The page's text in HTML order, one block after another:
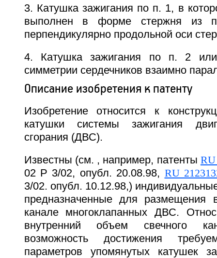
3. Катушка зажигания по п. 1, в
выполнен в форме стержня из
перпендикулярно продольной оси
4. Катушка зажигания по п. 2
симметрии сердечников взаимно
Описание изобретения к патенту
Изобретение относится к
катушки системы зажигания
сгорания (ДВС).
Известны (см. , например, патенты RU
02 Р 3/02, опубл. 20.08.98, RU
3/02. опубл. 10.12.98,)
предназначенные для размещения
канале многоклапанных ДВС.
внутренний объем свечного
возможность достижения
параметров упомянутых катушек